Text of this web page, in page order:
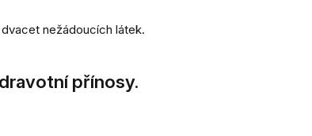
nežádoucích látek.
přínosy.